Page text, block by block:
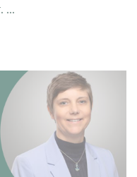
...